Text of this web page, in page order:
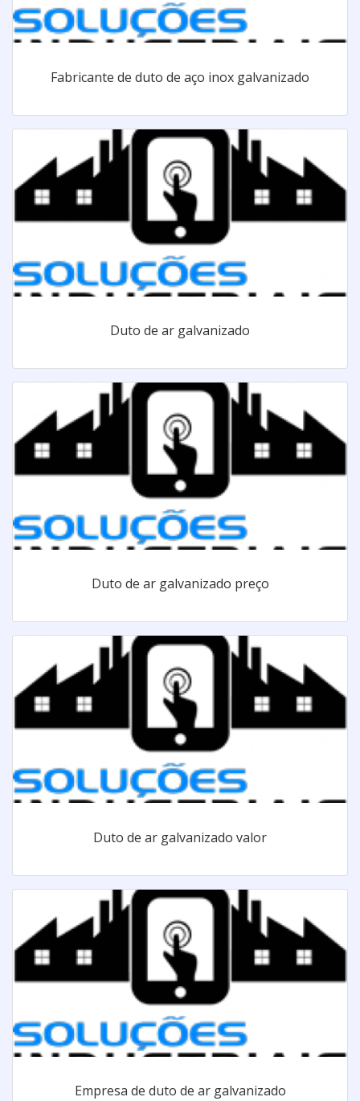
Fabricante de duto de aço inox galvanizado
Duto de ar galvanizado
Duto de ar galvanizado preço
Duto de ar galvanizado valor
Empresa de duto de ar galvanizado